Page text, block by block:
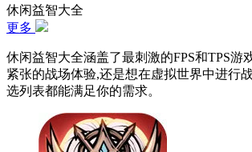
休闲益智大全
更多
休闲益智大全涵盖了最刺激的FPS和TPS游
紧张的战场体验,还是想在虚拟世界中进行
选列表都能满足你的需求。